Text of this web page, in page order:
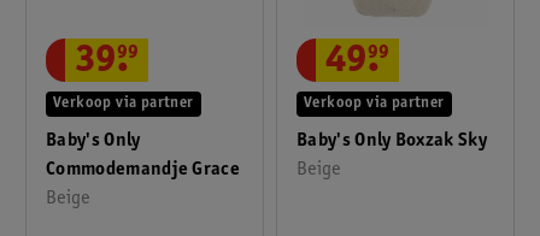
Baby's Only
Commodemandje Grace
Beige
Verkoop via partner
39.
99
Baby's Only Boxzak Sky
Beige
Verkoop via partner
49.
99